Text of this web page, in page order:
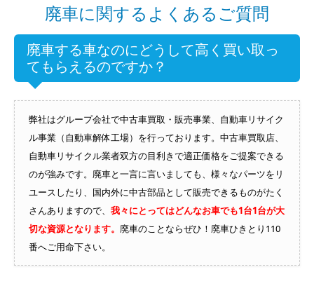
廃車に関するよくあるご質問
廃車する車なのにどうして高く買い取っ
てもらえるのですか？
弊社はグループ会社で中古車買取・販売事業、自動車リサイク
ル事業（自動車解体工場）を行っております。中古車買取店、
自動車リサイクル業者双方の目利きで適正価格をご提案できる
のが強みです。廃車と一言に言いましても、様々なパーツをリ
ユースしたり、国内外に中古部品として販売できるものがたく
さんありますので、 我々にとってはどんなお車でも1台1台が大
切な資源となります。 廃車のことならぜひ！廃車ひきとり110
番へご用命下さい。